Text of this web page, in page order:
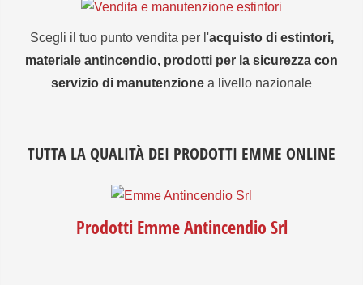
Scegli il tuo punto vendita per l'acquisto di estintori,
materiale antincendio, prodotti per la sicurezza con
servizio di manutenzione a livello nazionale
TUTTA LA QUALITÀ DEI PRODOTTI EMME ONLINE
Prodotti Emme Antincendio Srl